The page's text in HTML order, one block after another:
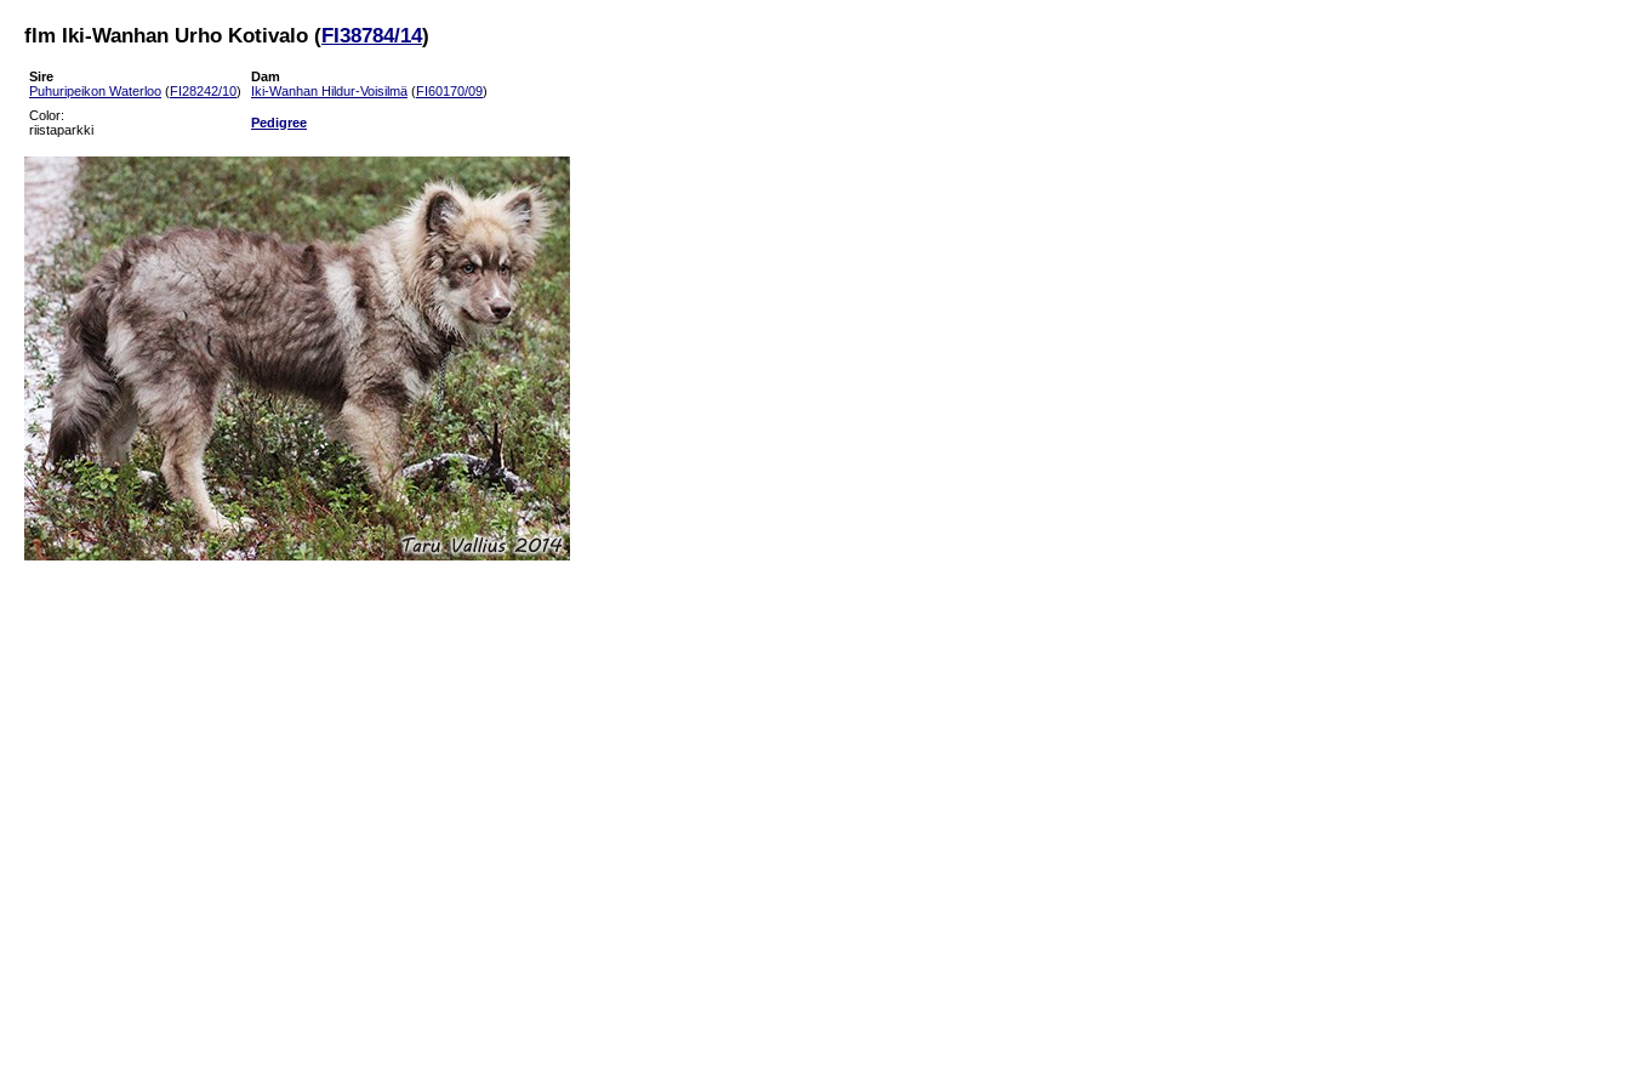
flm Iki-Wanhan Urho Kotivalo (FI38784/14)
Sire
Puhuripeikon Waterloo (FI28242/10)
Dam
Iki-Wanhan Hildur-Voisilmä (FI60170/09)
Color:
riistaparkki
Pedigree